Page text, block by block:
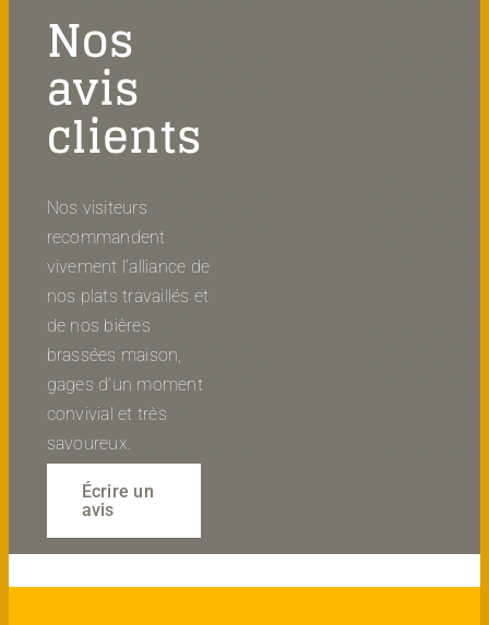
Nos
avis
clients
Nos visiteurs
recommandent
vivement l’alliance de
nos plats travaillés et
de nos bières
brassées maison,
gages d’un moment
convivial et très
savoureux.
Écrire un
avis